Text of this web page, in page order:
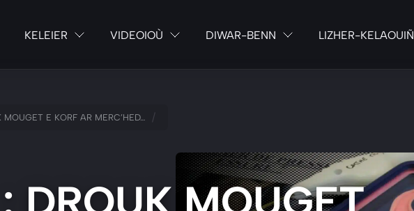
KELEIER VIDEOIOÙ DIWAR-BENN LIZHER-KELAOUIÑ
MOUGET E KORF AR MERC’HED… /